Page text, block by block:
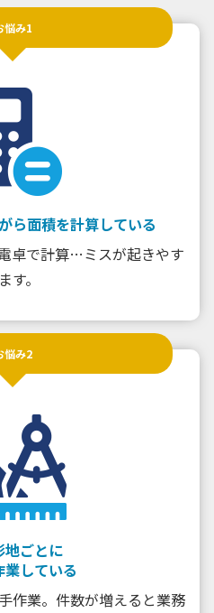
悩み1
ら面積を計算している
卓で計算…ミスが起きやす
。
悩み2
地ごとに
している
作業。件数が増えると業務